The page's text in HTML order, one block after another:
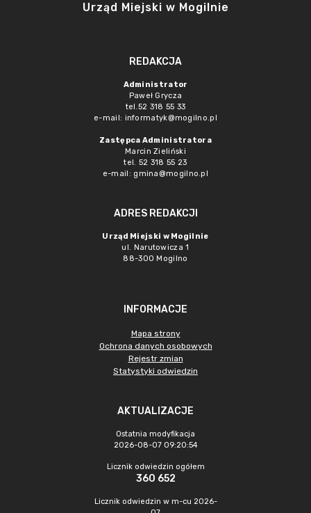
Urząd Miejski w Mogilnie
REDAKCJA
Administrator
Paweł Grycza
tel.52 318 55 33
e-mail: informatyk@mogilno.pl
Zastępca Administratora
Marcin Zieliński
tel. 52 318 55 23
e-mail: gmina@mogilno.pl
ADRES REDAKCJI
Urząd Miejski w Mogilnie
ul. Narutowicza 1
88-300 Mogilno
INFORMACJE
Mapa strony
Ochrona danych osobowych
Rejestr zmian
Statystyki odwiedzin
AKTUALIZACJE
Ostatnia modyfikacja
2026-08-07 09:20:54
Licznik odwiedzin ogółem
360 652
Licznik odwiedzin w m-cu 2026-